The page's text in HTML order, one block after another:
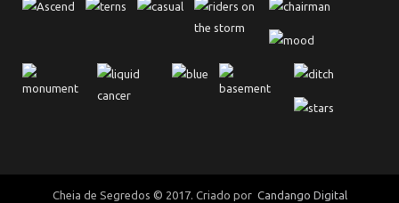
Cheia de Segredos © 2017. Criado por Candango Digital